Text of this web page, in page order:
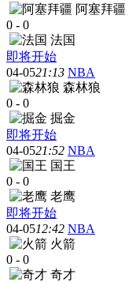
阿塞拜疆
0 - 0
法国
即将开始
04-0521:13 NBA
森林狼
0 - 0
掘金
即将开始
04-0521:52 NBA
国王
0 - 0
老鹰
即将开始
04-0512:42 NBA
火箭
0 - 0
奇才